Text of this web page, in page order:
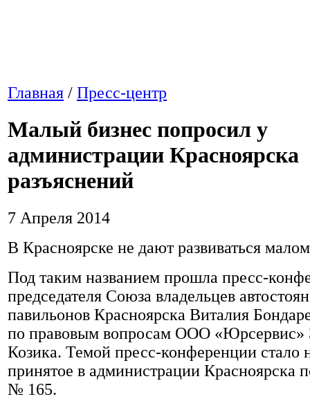
Главная / Пресс-центр
Малый бизнес попросил у
администрации Красноярска
разъяснений
7 Апреля 2014
В Красноярске не дают развиваться
Под таким названием прошла пресс-
председателя Союза владельцев
павильонов Красноярска Виталия
по правовым вопросам ООО «Юрсервис»
Козика. Темой пресс-конференции стало
принятое в администрации Красноярска
№ 165.